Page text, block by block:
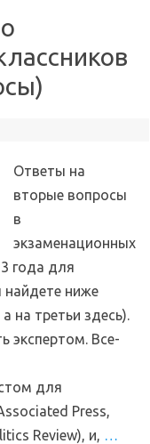
Ответы на
вторые вопросы
в
экзаменационных
года для
найдете ниже
на третьи здесь).
экспертом. Все-
для
Press,
Review), и, …